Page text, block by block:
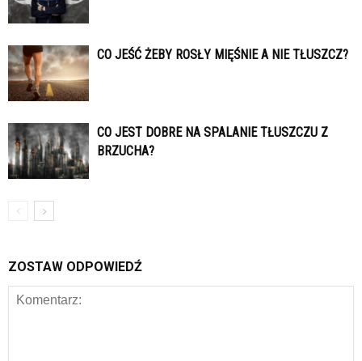
CO JEŚĆ ŻEBY ROSŁY MIĘŚNIE A NIE TŁUSZCZ?
CO JEST DOBRE NA SPALANIE TŁUSZCZU Z
BRZUCHA?
ZOSTAW ODPOWIEDŹ